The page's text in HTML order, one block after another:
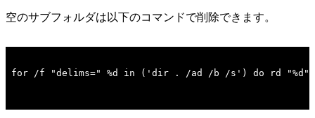
空のサブフォルダは以下のコマンドで削除できます。